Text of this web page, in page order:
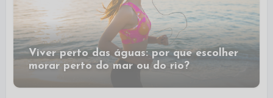
Viver perto das águas: por que escolher
morar perto do mar ou do rio?